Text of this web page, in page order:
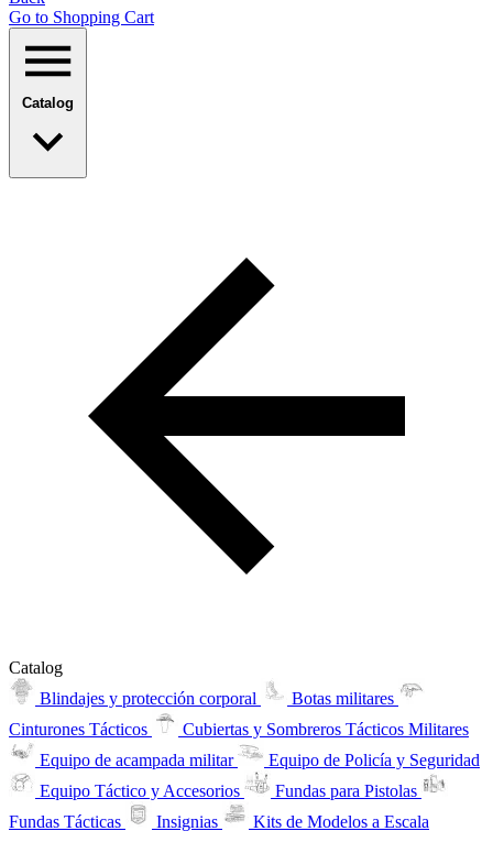
Go to Shopping Сart
Catalog
Catalog
Blindajes y protección corporal
Botas militares
Cinturones Tácticos
Cubiertas y Sombreros Tácticos Militares
Equipo de acampada militar
Equipo de Policía y Seguridad
Equipo Táctico y Accesorios
Fundas para Pistolas
Fundas Tácticas
Insignias Kits de Modelos a Escala